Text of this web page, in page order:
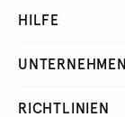
HILFE
UNTERNEHMEN
RICHTLINIEN